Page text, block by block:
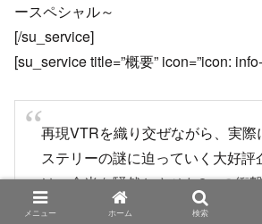
ースペシャル～
[/su_service]
[su_service title=”概要” icon=”icon:
再現VTRを織り交ぜながら、実際
ステリーの謎に迫っていく大好評
は、全米を騒然とさせた2つの衝
トを当てる。MCは、ドラマ『警
メニュー ホーム 検索